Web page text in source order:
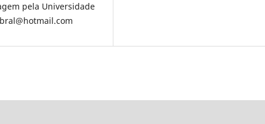
pela Universidade